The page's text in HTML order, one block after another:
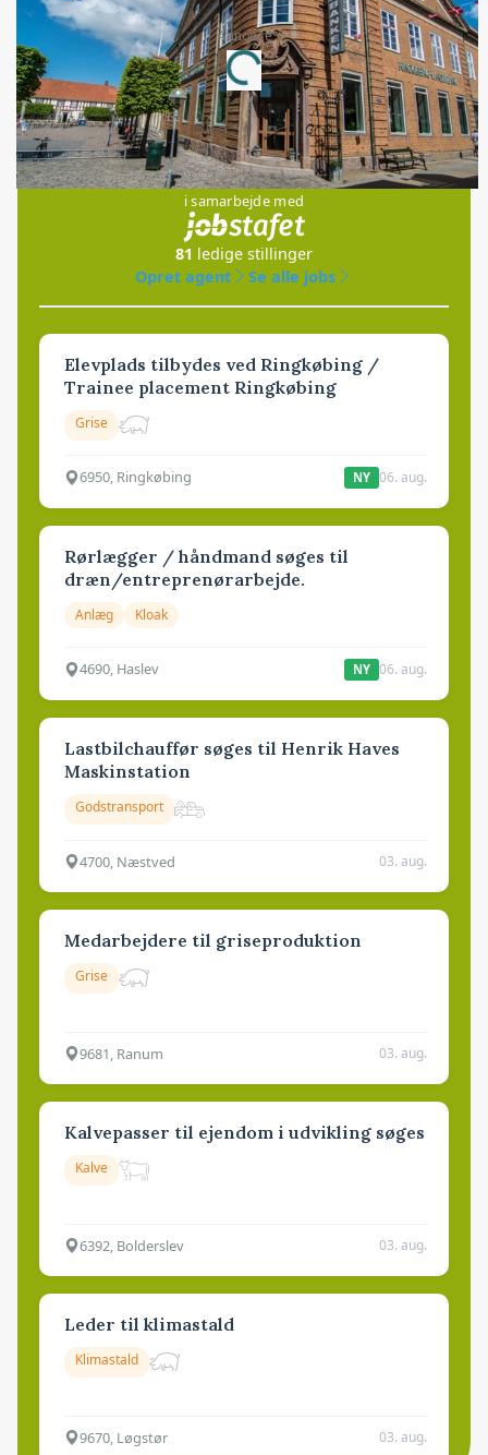
Annonce
Loading...
Jobs
i samarbejde med
81 ledige stillinger
Opret agent
Se alle jobs
Elevplads tilbydes ved Ringkøbing /
Trainee placement Ringkøbing
Grise
6950, Ringkøbing NY 06. aug.
Rørlægger / håndmand søges til
dræn/entreprenørarbejde.
Anlæg Kloak
4690, Haslev NY 06. aug.
Lastbilchauffør søges til Henrik Haves
Maskinstation
Godstransport
4700, Næstved 03. aug.
Medarbejdere til griseproduktion
Grise
9681, Ranum 03. aug.
Kalvepasser til ejendom i udvikling søges
Kalve
6392, Bolderslev 03. aug.
Leder til klimastald
Klimastald
9670, Løgstør 03. aug.